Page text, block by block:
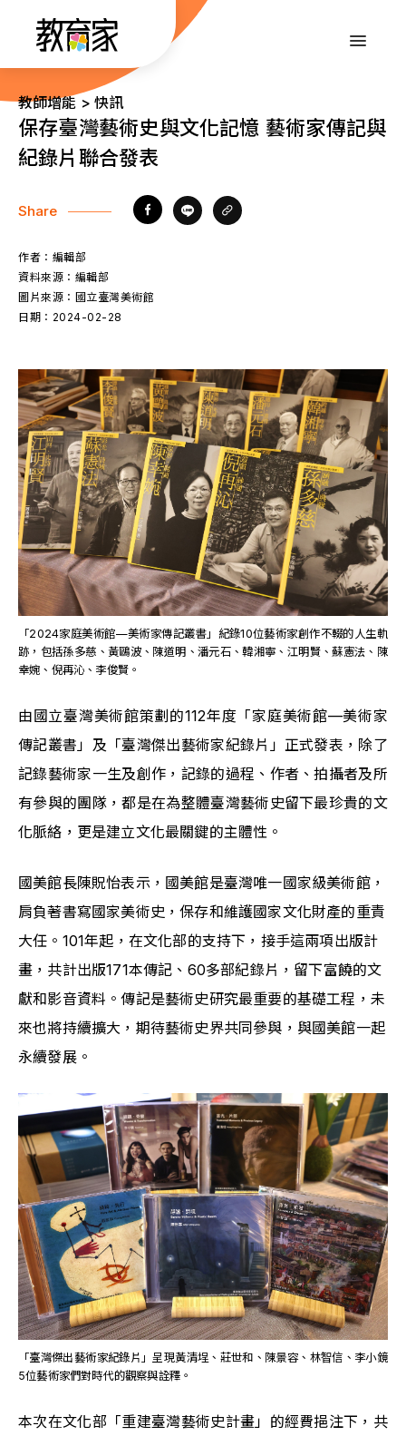
內
::: 教師增能 > 快訊
保存臺灣藝術史與文化記憶 藝術家傳記與
紀錄片聯合發表
Share
作者： 編輯部
資料來源： 編輯部
圖片來源： 國立臺灣美術館
日期： 2024-02-28
「2024家庭美術館—美術家傳記叢書」紀錄10位藝術家創作不輟的人生軌
跡，包括孫多慈、黃鷗波、陳道明、潘元石、韓湘寧、江明賢、蘇憲法、陳
幸婉、倪再沁、李俊賢。
由國立臺灣美術館策劃的112年度「家庭美術館—美術家
傳記叢書」及「臺灣傑出藝術家紀錄片」正式發表，除了
記錄藝術家一生及創作，記錄的過程、作者、拍攝者及所
有參與的團隊，都是在為整體臺灣藝術史留下最珍貴的文
化脈絡，更是建立文化最關鍵的主體性。
國美館長陳貺怡表示，國美館是臺灣唯一國家級美術館，
肩負著書寫國家美術史，保存和維護國家文化財產的重責
大任。101年起，在文化部的支持下，接手這兩項出版計
畫，共計出版171本傳記、60多部紀錄片，留下富饒的文
獻和影音資料。傳記是藝術史研究最重要的基礎工程，未
來也將持續擴大，期待藝術史界共同參與，與國美館一起
永續發展。
「臺灣傑出藝術家紀錄片」呈現黃清埕、莊世和、陳景容、林智信、李小鏡
5位藝術家們對時代的觀察與詮釋。
本次在文化部「重建臺灣藝術史計畫」的經費挹注下，共